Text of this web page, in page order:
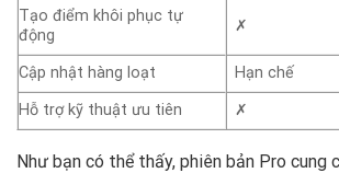
Tạo điểm khôi phục tự
động
✗
Cập nhật hàng loạt Hạn chế
Hỗ trợ kỹ thuật ưu tiên
✗
Như bạn có thể thấy, phiên bản Pro cung